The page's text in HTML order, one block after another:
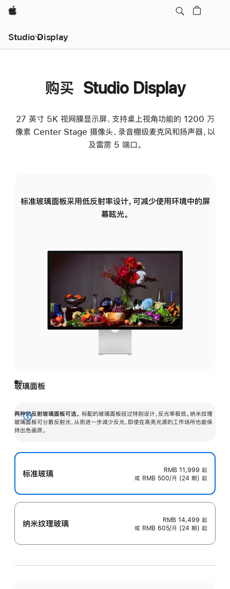
Apple
Studio Display
购买 Studio Display
27 英寸 5K 视网膜显示屏、支持桌上视角功能的 1200 万
像素 Center Stage 摄像头、录音棚级麦克风和扬声器，以
及雷雳 5 端口。
标准玻璃面板采用低反射率设计，可减少使用环境中的屏
幕眩光。
玻璃面板
两种抗反射玻璃面板可选。 标配的玻璃面板经过特别设计，反光率极低。纳米纹理
玻璃面板可分散反射光，从而进一步减少反光，即使在高亮光源的工作场所也能保
持出色画质。
展
开
标准玻璃 RMB 11,999 起
或 RMB 500/月 (24 期) 起
纳米纹理玻璃 RMB 14,499 起
或 RMB 605/月 (24 期) 起